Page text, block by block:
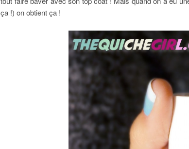
ça !) on obtient ça !